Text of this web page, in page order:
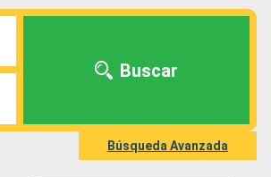
Buscar
Búsqueda Avanzada